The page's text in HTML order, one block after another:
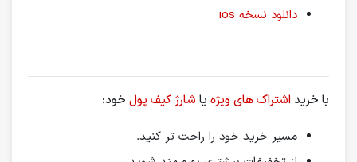
دانلود نسخه ios
با خرید اشتراک های ویژه یا شارژ کیف پول خود:
مسیر خرید خود را راحت تر کنید.